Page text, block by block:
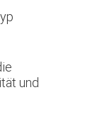
und